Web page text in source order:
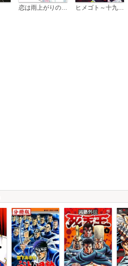
恋は雨上がりのように ヒメゴト～十九歳の制服～